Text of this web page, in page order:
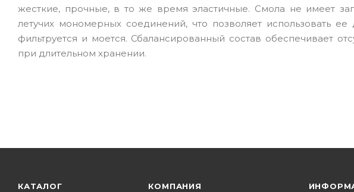
жесткие, прочные, в то же время эластичные. Смола не имеет
летучих мономерных соединений, что позволяет использовать
фильтруется и моется. Сбалансированный состав обеспечивает
при длительном хранении.
КАТАЛОГ КОМПАНИЯ